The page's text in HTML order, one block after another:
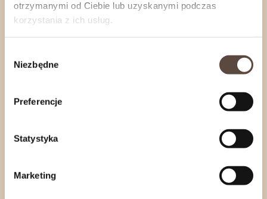
otrzymanymi od Ciebie lub uzyskanymi podczas
korzystania z ich usług.
zgody
Niezbędne
Preferencje
Statystyka
Marketing
poniedziałkudoczwartku.
Jeśli zależy Ci na konkretnym terminie realizacji,
zobacz również